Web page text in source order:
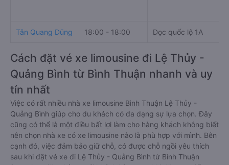
Tân Quang Dũng 18:00 - 18:00 Dọc quốc lộ 1A
Cách đặt vé xe limousine đi Lệ Thủy -
Quảng Bình từ Bình Thuận nhanh và uy
tín nhất
Việc có rất nhiều nhà xe limousine Bình Thuận Lệ Thủy -
Quảng Bình giúp cho du khách có đa dạng sự lựa chọn. Đây
cũng có thể là một điều bất lợi làm cho hàng khách không biết
nên chọn nhà xe có xe limousine nào là phù hợp với mình. Bên
cạnh đó, việc đảm bảo giữ chỗ, có được chỗ ngồi yêu thích
sau khi đặt vé xe đi Lệ Thủy - Quảng Bình từ Bình Thuận